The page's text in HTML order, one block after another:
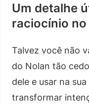
Um detalhe
raciocínio
Talvez você não
do Nolan tão
dele e usar na
transformar